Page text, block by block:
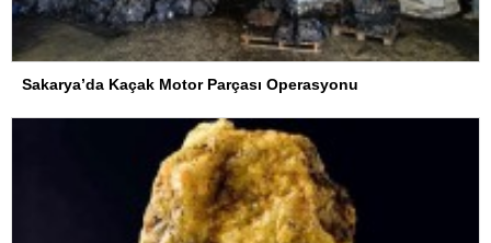
Sakarya’da Kaçak Motor Parçası Operasyonu